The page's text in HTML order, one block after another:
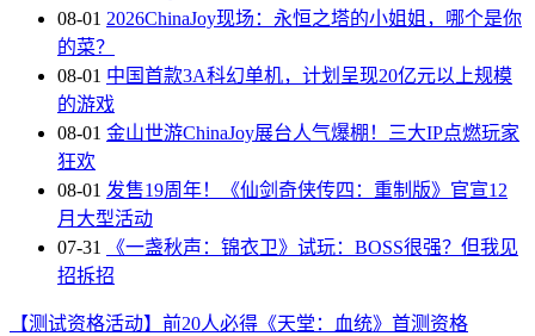
08-01 2026ChinaJoy现场：永恒之塔的小姐姐，哪个是你
的菜？
08-01 中国首款3A科幻单机，计划呈现20亿元以上规模
的游戏
08-01 金山世游ChinaJoy展台人气爆棚！三大IP点燃玩家
狂欢
08-01 发售19周年！《仙剑奇侠传四：重制版》官宣12
月大型活动
07-31
《一盏秋声：锦衣卫》试玩：BOSS很强？但我见
招拆招
【测试资格活动】前20人必得《天堂：血统》首测资格